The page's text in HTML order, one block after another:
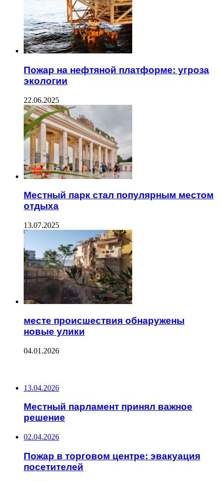
Пожар на нефтяной платформе: угроза
экологии
22.06.2025
Местный парк стал популярным местом
отдыха
13.07.2025
месте происшествия обнаружены
новые улики
04.01.2026
13.04.2026
Местный парламент принял важное
решение
02.04.2026
Пожар в торговом центре: эвакуация
посетителей